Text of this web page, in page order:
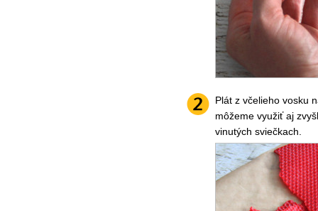
Plát z včelieho vosku
môžeme využiť aj
vinutých sviečkach.